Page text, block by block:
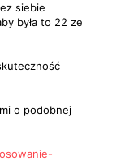
siebie
była to 22 ze
o podobnej